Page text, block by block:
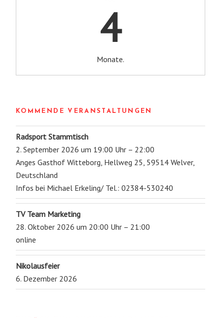
4
Monate.
KOMMENDE VERANSTALTUNGEN
Radsport Stammtisch
2. September 2026 um 19:00 Uhr – 22:00
Anges Gasthof Witteborg, Hellweg 25, 59514 Welver,
Deutschland
Infos bei Michael Erkeling/ Tel.: 02384-530240
TV Team Marketing
28. Oktober 2026 um 20:00 Uhr – 21:00
online
Nikolausfeier
6. Dezember 2026